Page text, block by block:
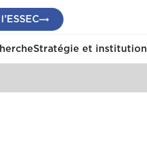
Stratégie et institution